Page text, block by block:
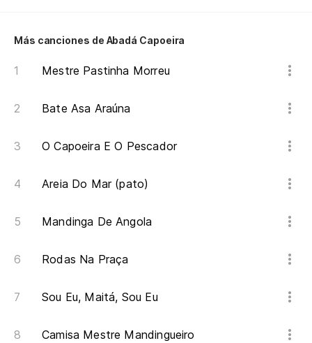
Más canciones de Abadá Capoeira
Mestre Pastinha Morreu
Bate Asa Araúna
O Capoeira E O Pescador
Areia Do Mar (pato)
Mandinga De Angola
Rodas Na Praça
Sou Eu, Maitá, Sou Eu
Camisa Mestre Mandingueiro